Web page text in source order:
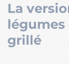
La
légumes
grillé